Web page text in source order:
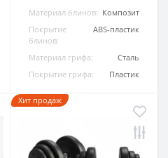
Материал блинов: Композит
Покрытие
блинов:
ABS-пластик
Материал грифа:
Сталь
Покрытие грифа:
Пластик
Хит продаж